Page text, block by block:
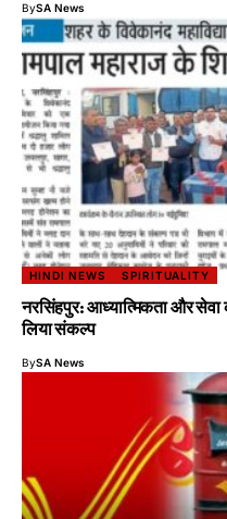
BySA News
HINDI NEWS SPIRITUALITY
नरसिंहपुर: आध्यात्मिकता और
लिया संकल्प
BySA News